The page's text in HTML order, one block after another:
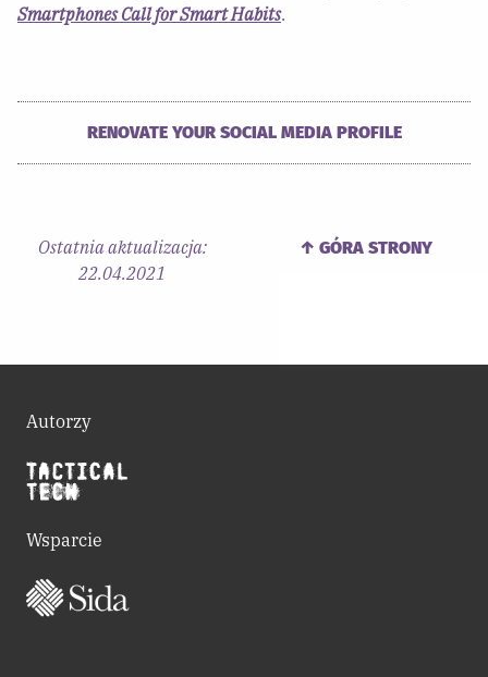
Smartphones Call for Smart Habits.
RENOVATE YOUR SOCIAL MEDIA PROFILE
Ostatnia aktualizacja:
22.04.2021
↑ GÓRA STRONY
Autorzy
Wsparcie